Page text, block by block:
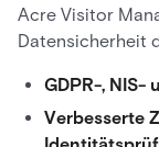
Acre Visitor
Datensicherheit
GDPR-, NIS-
Verbesserte